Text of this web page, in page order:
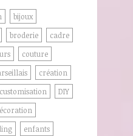
bijoux
broderie
cadre
couture
création
customisation
DIY
enfants